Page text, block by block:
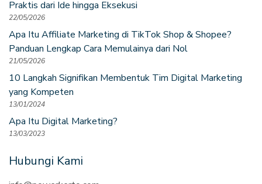
Praktis dari Ide hingga Eksekusi
22/05/2026
Apa Itu Affiliate Marketing di TikTok Shop & Shopee?
Panduan Lengkap Cara Memulainya dari Nol
21/05/2026
10 Langkah Signifikan Membentuk Tim Digital Marketing
yang Kompeten
13/01/2024
Apa Itu Digital Marketing?
13/03/2023
Hubungi Kami